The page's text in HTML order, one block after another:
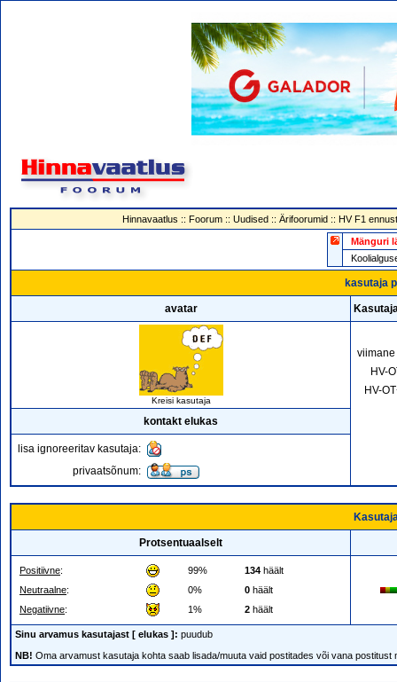
Hinnavaatlus :: Foorum:: Uudised:: Ärifoorumid:: HV F1
Mänguri
kasutaja
avatar
Kreisi kasutaja
HV-
HV-
kontakt elukas
lisa ignoreeritav kasutaja:
privaatsõnum:
Protsentuaalselt
Positiivne: 99% 134 häält
Neutraalne: 0% 0 häält
Negatiivne: 1% 2 häält
Sinu arvamus kasutajast [ elukas ]: puudub
NB! Oma arvamust kasutaja kohta saab lisada/muuta vaid postitades või vana postitust